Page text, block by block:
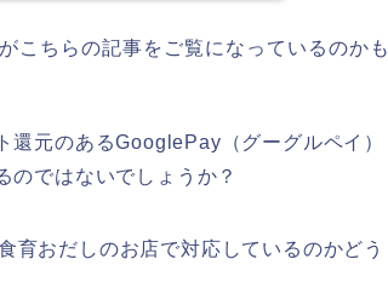
こちらの記事をご覧になっているのかも
元のあるGooglePay（グーグルペイ）
のではないでしょうか？
育おだしのお店で対応しているのかどう